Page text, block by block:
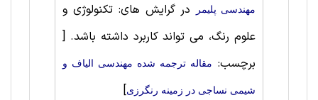
مهندسی پليمر در گرایش های: تکنولوژی و
علوم رنگ، می تواند کاربرد داشته باشد. [
برچسب: مقاله ترجمه شده مهندسی الیاف و
شیمی نساجی در زمینه رنگرزی]